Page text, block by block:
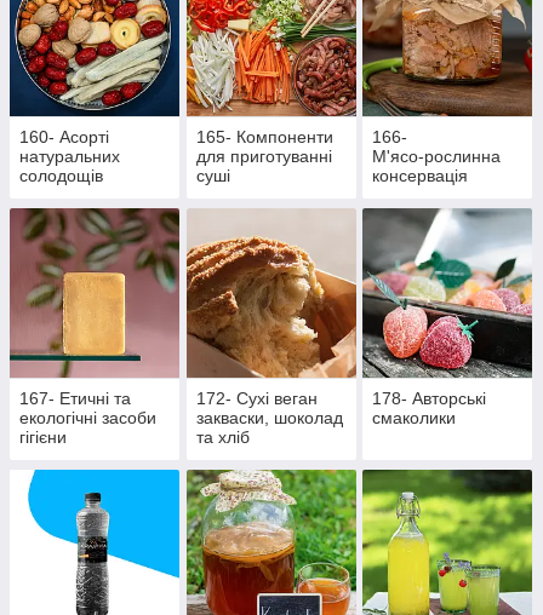
160- Асорті
натуральних
солодощів
165- Компоненти
для приготуванні
суші
166-
М'ясо‑рослинна
консервація
167- Етичні та
екологічні засоби
гігієни
172- Сухі веган
закваски, шоколад
та хліб
178- Авторські
смаколики